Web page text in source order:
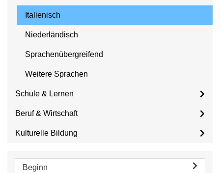
Italienisch
Niederländisch
Sprachenübergreifend
Weitere Sprachen
Schule & Lernen
Beruf & Wirtschaft
Kulturelle Bildung
Beginn